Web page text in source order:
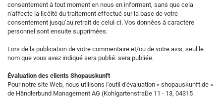
consentement à tout moment en nous en informant, sans que cela
n’affecte la licéité du traitement effectué sur la base de votre
consentement jusqu’au retrait de celui-ci. Vos données à caractère
personnel sont ensuite supprimées.
Lors de la publication de votre commentaire et/ou de votre avis, seul le
nom que vous avez indiqué sera publié. sera publiée.
Évaluation des clients Shopauskunft
Pour notre site Web, nous utilisons l'outil d'évaluation « shopauskunft.de »
de Händlerbund Management AG (Kohlgartenstraße 11 - 13, 04315